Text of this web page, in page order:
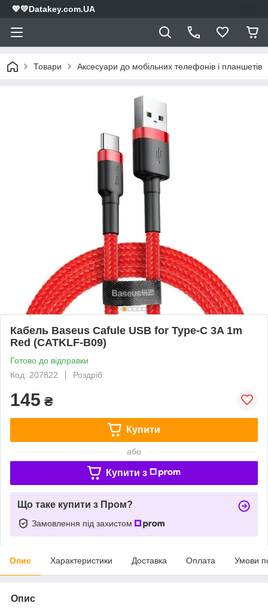
💙💛Datakey.com.UA
Товари Аксесуари до мобільних телефонів і планшетів
Кабель Baseus Cafule USB for Type-C 3A 1m
Red (CATKLF-B09)
Готово до відправки
Код: 207822
Роздріб
145 ₴
Купити
або
Купити з
Що таке купити з Пром?
Замовлення під захистом
Опис Характеристики Доставка Оплата Умови
Опис